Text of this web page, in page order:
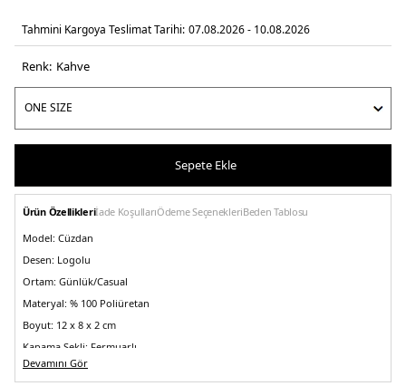
Tahmini Kargoya Teslimat Tarihi: 07.08.2026 - 10.08.2026
Renk: kahve
Sepete Ekle
Ürün Özellikleriİade KoşullarıÖdeme SeçenekleriBeden Tablosu
Model: Cüzdan
Desen: Logolu
Ortam: Günlük/Casual
Materyal: % 100 Poliüretan
Boyut: 12 x 8 x 2 cm
Kapama Şekli: Fermuarlı
Yaş Grubu:Yetişkin
Devamını Gör